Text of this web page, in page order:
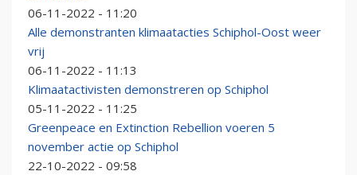
06-11-2022 - 11:20
Alle demonstranten klimaatacties Schiphol-Oost weer
vrij
06-11-2022 - 11:13
Klimaatactivisten demonstreren op Schiphol
05-11-2022 - 11:25
Greenpeace en Extinction Rebellion voeren 5
november actie op Schiphol
22-10-2022 - 09:58